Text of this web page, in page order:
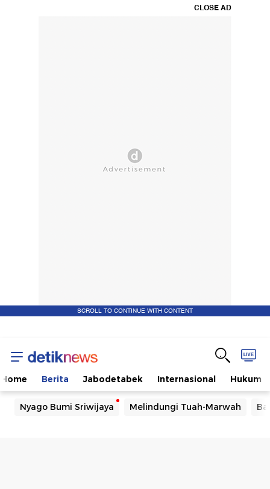
CLOSE AD
SCROLL TO CONTINUE WITH CONTENT
Home Berita Jabodetabek Internasional Hukum
Nyago Bumi Sriwijaya Melindungi Tuah-Marwah